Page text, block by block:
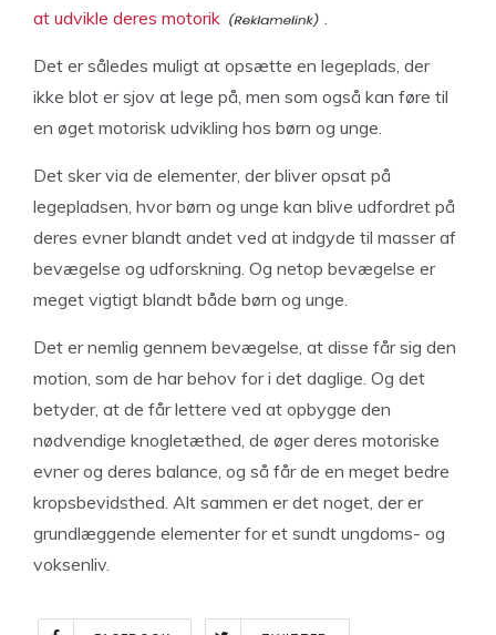
at udvikle deres motorik
.
Det er således muligt at opsætte en legeplads, der
ikke blot er sjov at lege på, men som også kan føre til
en øget motorisk udvikling hos børn og unge.
Det sker via de elementer, der bliver opsat på
legepladsen, hvor børn og unge kan blive udfordret på
deres evner blandt andet ved at indgyde til masser af
bevægelse og udforskning. Og netop bevægelse er
meget vigtigt blandt både børn og unge.
Det er nemlig gennem bevægelse, at disse får sig den
motion, som de har behov for i det daglige. Og det
betyder, at de får lettere ved at opbygge den
nødvendige knogletæthed, de øger deres motoriske
evner og deres balance, og så får de en meget bedre
kropsbevidsthed. Alt sammen er det noget, der er
grundlæggende elementer for et sundt ungdoms- og
voksenliv.